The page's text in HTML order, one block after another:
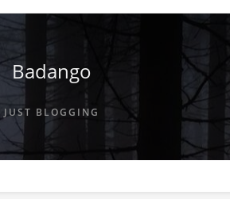
Badango
JUST BLOGGING